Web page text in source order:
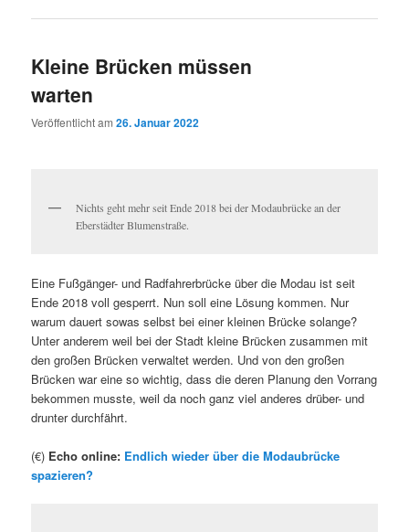
Kleine Brücken müssen
warten
Veröffentlicht am26. Januar 2022
Nichts geht mehr seit Ende 2018 bei der Modaubrücke an der
Eberstädter Blumenstraße.
Eine Fußgänger- und Radfahrerbrücke über die Modau ist seit
Ende 2018 voll gesperrt. Nun soll eine Lösung kommen. Nur
warum dauert sowas selbst bei einer kleinen Brücke solange?
Unter anderem weil bei der Stadt kleine Brücken zusammen mit
den großen Brücken verwaltet werden. Und von den großen
Brücken war eine so wichtig, dass die deren Planung den Vorrang
bekommen musste, weil da noch ganz viel anderes drüber- und
drunter durchfährt.
(€) Echo online: Endlich wieder über die Modaubrücke
spazieren?